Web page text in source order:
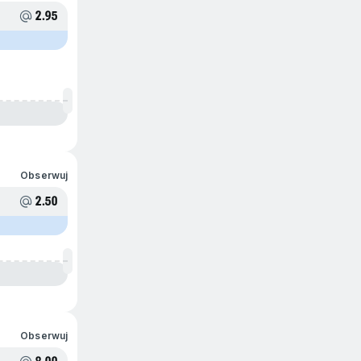
2.95
Obserwuj
2.50
Obserwuj